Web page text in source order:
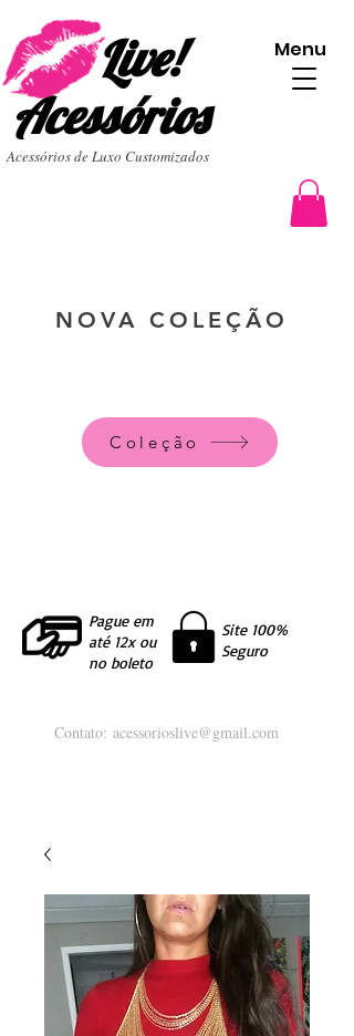
Live!
Acessórios
Acessórios de Luxo Customizados
NOVA COLEÇÃO
Menu
Coleção
Pague em
até 12x ou
no boleto
Site 100%
Seguro
Contato: acessorioslive@gmail.com